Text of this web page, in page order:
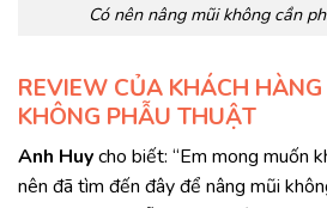
Có nên nâng mũi không cần
REVIEW CỦA KHÁCH
KHÔNG PHẪU THUẬT
Anh Huycho biết: “Em mong muốn
nên đã tìm đến đây để nâng mũi